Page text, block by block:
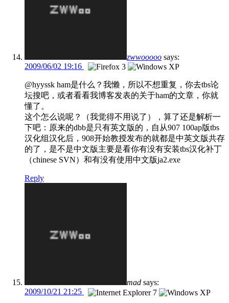
zwwooooo says:
2009/06/02 19:16
@hyyssk ham是什么？我懒，所以不想重复，你去tbs论
坛搜吧，或者看看我博客发表的关于ham的文章，你就
懂了。
这个怎么说呢？（我觉得不用说了），算了还是解析一
下吧：原来的dbb是只有英文版的，自从907 100ap版tbs
汉化组汉化后，908开始教授发布的就都是中英文版共存
的了，是不是中文版主要是看你有没有安装tbs汉化补丁
（chinese SVN）和有没有使用中文版ja2.exe
Reply
mad says:
2009/10/21 21:25